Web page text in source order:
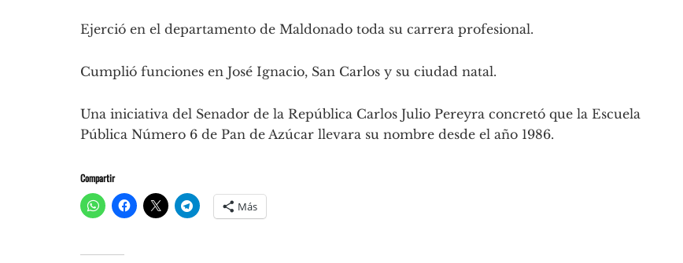
Ejerció en el departamento de Maldonado toda su carrera profesional.
Cumplió funciones en José Ignacio, San Carlos y su ciudad natal.
Una iniciativa del Senador de la República Carlos Julio Pereyra concretó que la Escuela
Pública Número 6 de Pan de Azúcar llevara su nombre desde el año 1986.
Compartir
Más